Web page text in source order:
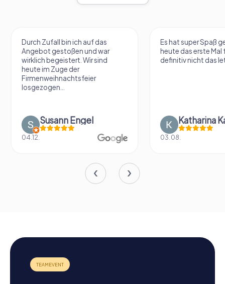
Durch Zufall bin ich auf das
Angebot gestoßen und war
wirklich begeistert. Wir sind
heute im Zuge der
Firmenweihnachtsfeier
losgezogen...
Susann Engel
04.12.
Es hat super Spaß
heute das erste Mal
definitiv nicht das
Katharina
03.08.